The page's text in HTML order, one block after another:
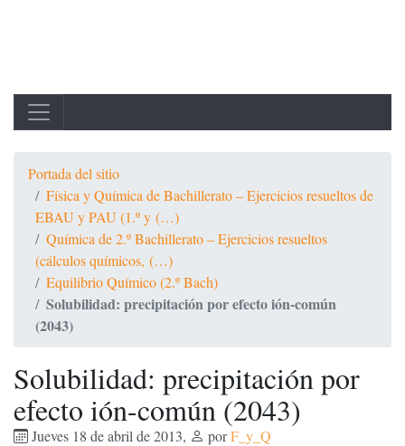
Portada del sitio
Física y Química de Bachillerato – Ejercicios resueltos de
EBAU y PAU (1.º y (…)
Química de 2.º Bachillerato – Ejercicios resueltos
(cálculos químicos, (…)
Equilibrio Químico (2.º Bach)
Solubilidad: precipitación por efecto ión-común
(2043)
Solubilidad: precipitación por
efecto ión-común (2043)
Jueves 18 de abril de 2013, porF_y_Q